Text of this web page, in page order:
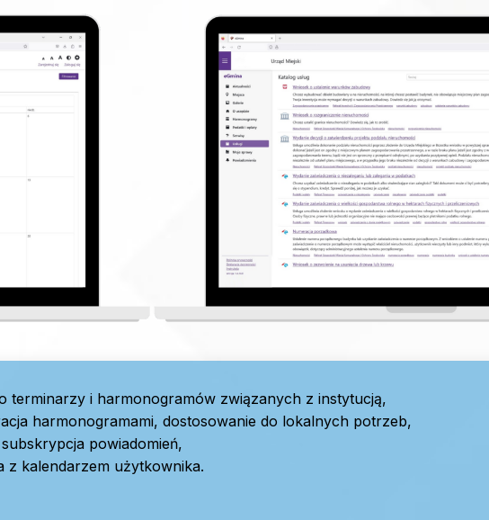
terminarzy i harmonogramów związanych z instytucją,
harmonogramami, dostosowanie do lokalnych potrzeb,
powiadomień,
z kalendarzem użytkownika.